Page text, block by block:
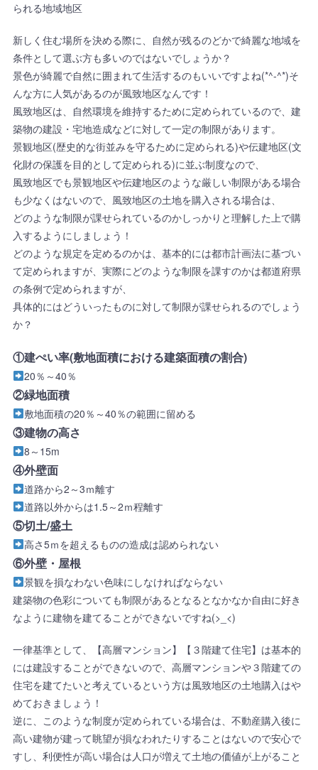
られる地域地区
新しく住む場所を決める際に、自然が残るのどかで綺麗な地域を
条件として選ぶ方も多いのではないでしょうか？
景色が綺麗で自然に囲まれて生活するのもいいですよね(*^-^*)そ
んな方に人気があるのが風致地区なんです！
風致地区は、自然環境を維持するために定められているので、建
築物の建設・宅地造成などに対して一定の制限があります。
景観地区(歴史的な街並みを守るために定められる)や伝建地区(文
化財の保護を目的として定められる)に並ぶ制度なので、
風致地区でも景観地区や伝建地区のような厳しい制限がある場合
も少なくはないので、風致地区の土地を購入される場合は、
どのような制限が課せられているのかしっかりと理解した上で購
入するようにしましょう！
どのような規定を定めるのかは、基本的には都市計画法に基づい
て定められますが、実際にどのような制限を課すのかは都道府県
の条例で定められますが、
具体的にはどういったものに対して制限が課せられるのでしょう
か？
①建ぺい率(敷地面積における建築面積の割合)
20％～40％
②緑地面積
敷地面積の20％～40％の範囲に留める
③建物の高さ
8～15m
④外壁面
道路から2～3ｍ離す
道路以外からは1.5～2ｍ程離す
⑤切土/盛土
高さ5ｍを超えるものの造成は認められない
⑥外壁・屋根
景観を損なわない色味にしなければならない
建築物の色彩についても制限があるとなるとなかなか自由に好き
なように建物を建てることができないですね(>_<)
一律基準として、【高層マンション】【３階建て住宅】は基本的
には建設することができないので、高層マンションや３階建ての
住宅を建てたいと考えているという方は風致地区の土地購入はや
めておきましょう！
逆に、このような制度が定められている場合は、不動産購入後に
高い建物が建って眺望が損なわれたりすることはないので安心で
すし、利便性が高い場合は人口が増えて土地の価値が上がること